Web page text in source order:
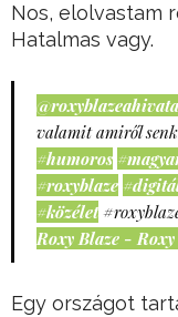
Nos, elolvastam
Hatalmas vagy.
valamit amiről
#humoros
#roxyblaze
#közélet
Roxy Blaze -
Egy országot